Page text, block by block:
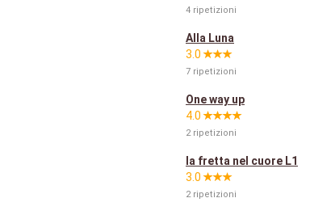
4 ripetizioni
Alla Luna
3.0
7 ripetizioni
One way up
4.0
2 ripetizioni
la fretta nel cuore L1
3.0
2 ripetizioni